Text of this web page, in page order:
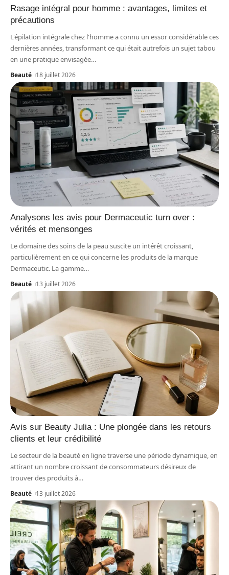
Rasage intégral pour homme : avantages, limites et
précautions
L'épilation intégrale chez l'homme a connu un essor considérable ces
dernières années, transformant ce qui était autrefois un sujet tabou
en une pratique envisagée…
Beauté 18 juillet 2026
Analysons les avis pour Dermaceutic turn over :
vérités et mensonges
Le domaine des soins de la peau suscite un intérêt croissant,
particulièrement en ce qui concerne les produits de la marque
Dermaceutic. La gamme…
Beauté 13 juillet 2026
Avis sur Beauty Julia : Une plongée dans les retours
clients et leur crédibilité
Le secteur de la beauté en ligne traverse une période dynamique, en
attirant un nombre croissant de consommateurs désireux de
trouver des produits à…
Beauté 13 juillet 2026